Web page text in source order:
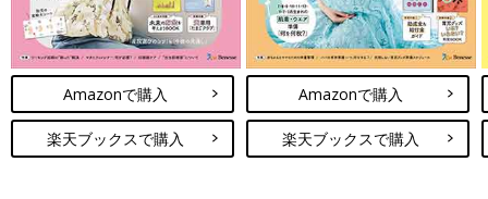
Amazonで購入
楽天ブックスで購入
Amazonで購入
楽天ブックスで購入